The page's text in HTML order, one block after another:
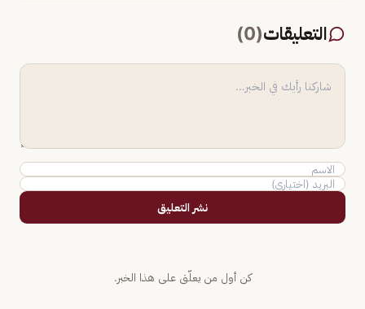
التعليقات(
0
)
نشر التعليق
كن أول من يعلّق على هذا الخبر.